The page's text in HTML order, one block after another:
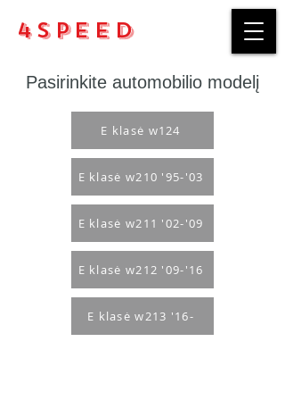
4Speed
Pasirinkite automobilio modelį
E klasė w124
E klasė w210 '95-'03
E klasė w211 '02-'09
E klasė w212 '09-'16
E klasė w213 '16-